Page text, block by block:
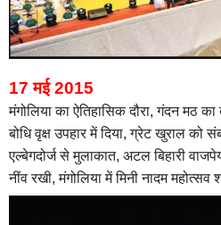
17 मई 2015
मंगोलिया का ऐतिहासिक दौरा,गंदन मठ का
बोधि वृक्ष उपहार में दिया,ग्रेट खुराल को
एल्बेगदोर्ज से मुलाकात, अटल बिहारी
नींव रखी,मंगोलिया में मिनी नादम महोत्सव